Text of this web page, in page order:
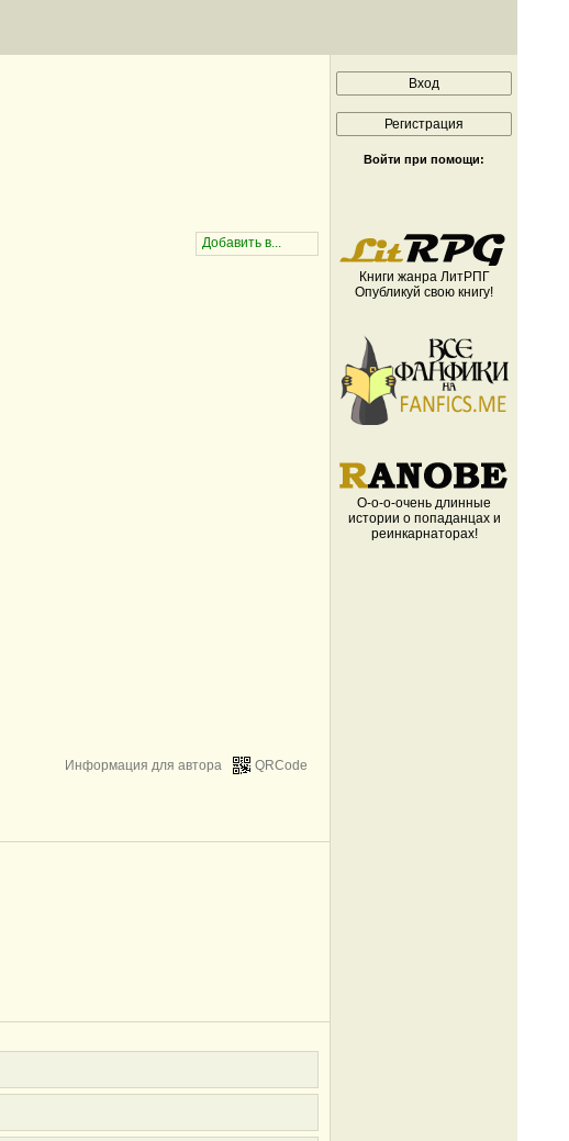
QRCode
Информация для автора
Войти при помощи:
Книги жанра ЛитРПГ
Опубликуй свою книгу!
О-о-о-очень длинные
истории о попаданцах и
реинкарнаторах!